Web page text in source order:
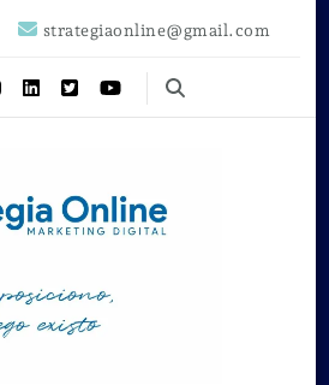
strategiaonline@gmail.com